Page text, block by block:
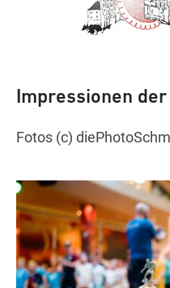
Impressionen
Fotos (c)